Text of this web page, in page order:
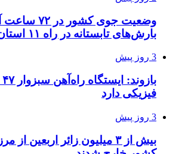
وضعیت جوی کشور
بارش‌های تابستانه در راه ۱۱ استان
3 روز پیش
فیزیکی دارد
3 روز پیش
بیش از ۳ میلیون زائر اربعین